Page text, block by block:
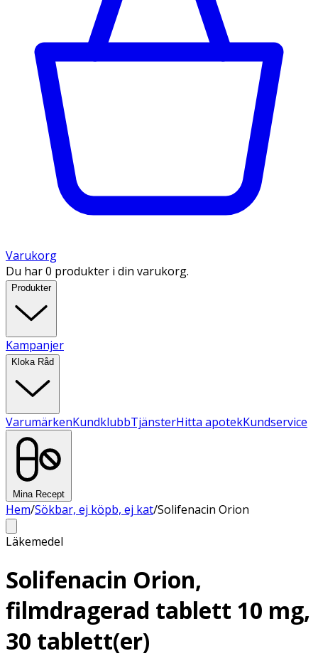
Varukorg
Du har 0 produkter i din varukorg.
Produkter
Kampanjer
Kloka Råd
VarumärkenKundklubbTjänsterHitta apotekKundservice
Mina Recept
Hem/Sökbar, ej köpb, ej kat/Solifenacin Orion
Läkemedel
Solifenacin Orion,
filmdragerad tablett 10 mg,
30 tablett(er)